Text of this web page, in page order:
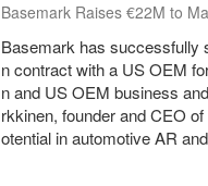
Basemark Raises €22M to
Basemark has successfully
n contract with a US OEM
n and US OEM business
rkkinen, founder and CEO
otential in automotive AR and